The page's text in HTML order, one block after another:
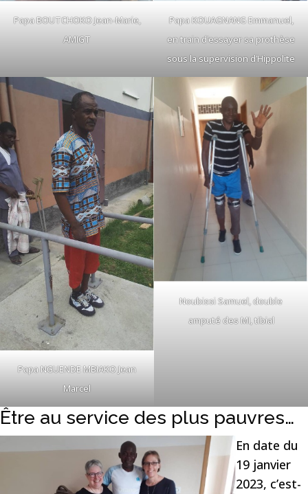
Papa BOUTCHOKO Jean-Marie,
AMIGT
Papa KOUAGNANG Emmanuel,
en train d’essayer sa prothèse
sous la supervision d’Hippolite
Papa NGUENDE MBIAKO Jean
Marcel
Noubissi Samuel, double
amputé des MI, tibial
Être au service des plus pauvres…
En date du
19 janvier
2023, c’est-